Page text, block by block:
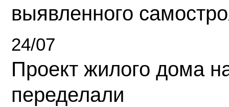
выявленного
24/07
Проект жилого дома
переделали